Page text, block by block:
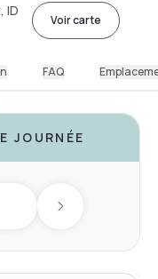
ID
Voir carte
FAQ
JOURNÉE
Next day